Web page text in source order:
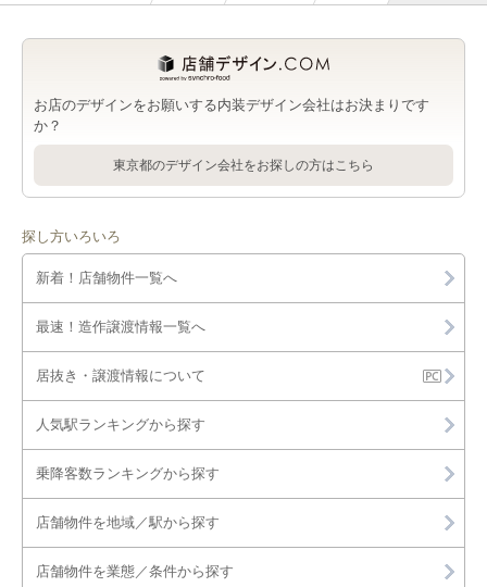
お店のデザインをお願いする内装デザイン会社はお決まりです
か？
東京都のデザイン会社をお探しの方はこちら
探し方いろいろ
新着！店舗物件一覧へ
最速！造作譲渡情報一覧へ
居抜き・譲渡情報について
人気駅ランキングから探す
乗降客数ランキングから探す
店舗物件を地域／駅から探す
店舗物件を業態／条件から探す